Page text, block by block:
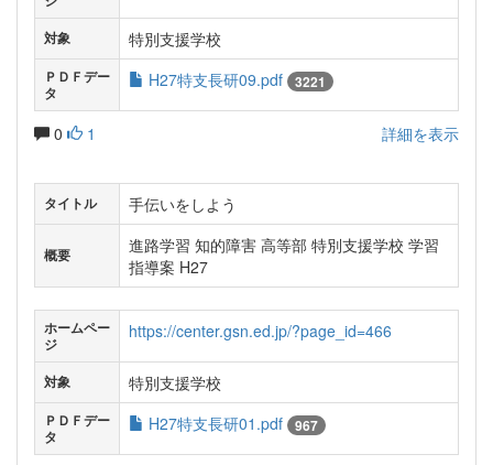
対象
特別支援学校
ＰＤＦデー
タ
H27特支長研09.pdf 3221
0 1 詳細を表示
タイトル 手伝いをしよう
概要
進路学習 知的障害 高等部 特別支援学校 学習
指導案 H27
ホームペー
ジ
https://center.gsn.ed.jp/?page_id=466
対象 特別支援学校
ＰＤＦデー
タ
H27特支長研01.pdf 967